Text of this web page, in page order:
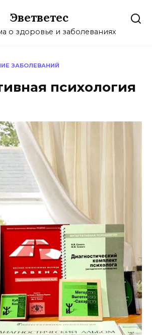
Эветветес
о здоровье и заболеваниях
ЗАБОЛЕВАНИЙ
психология